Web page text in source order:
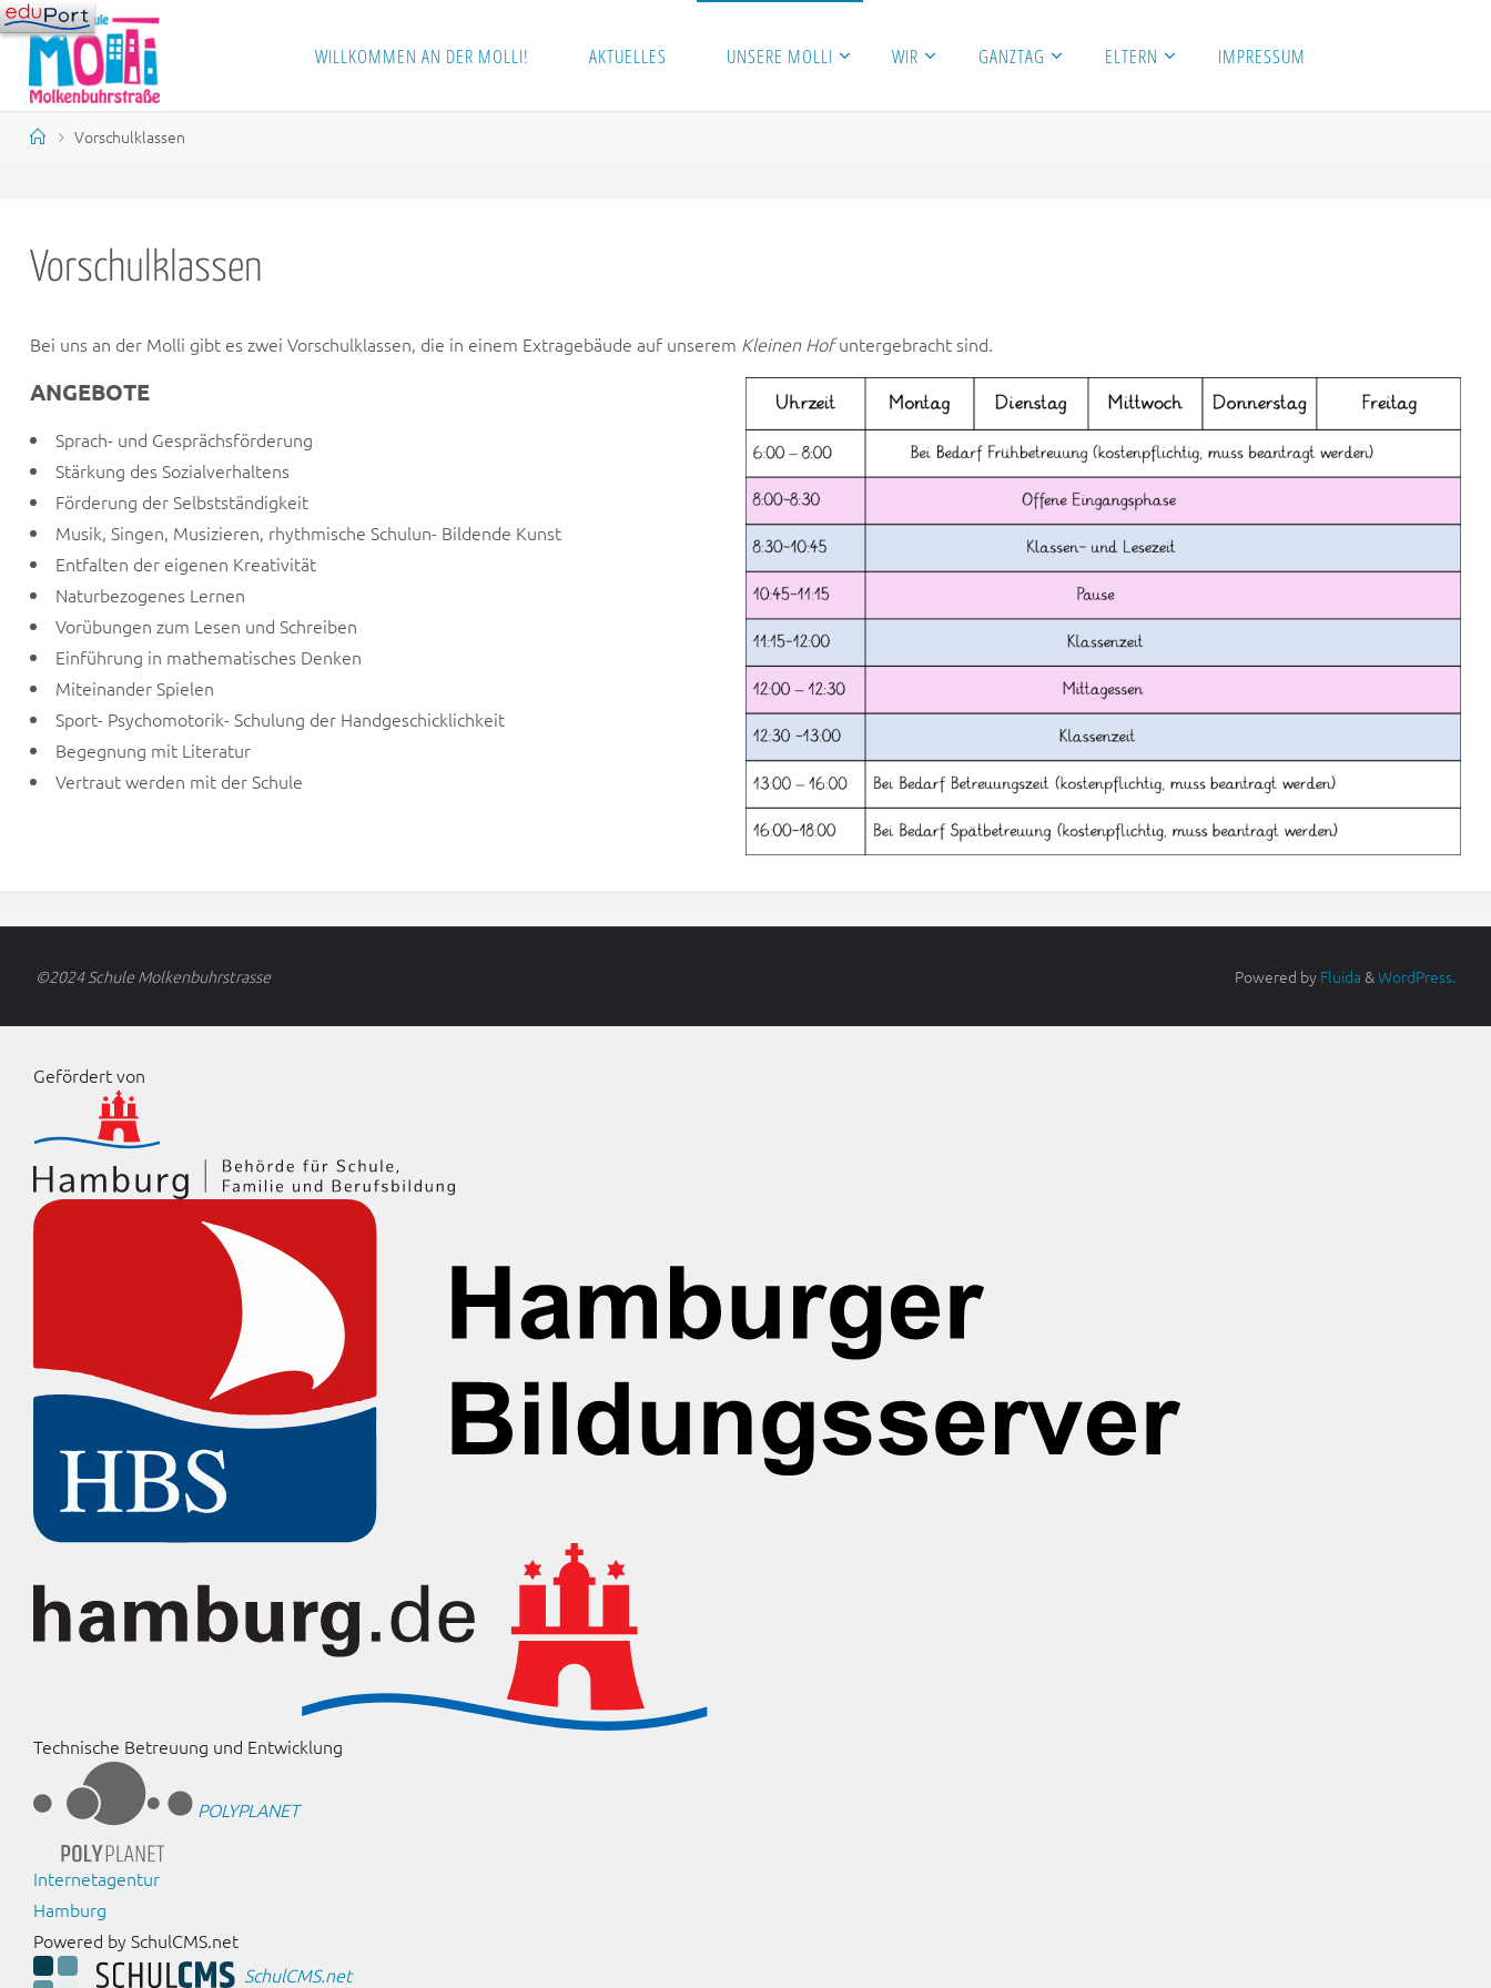
Skip
content
CHU
UHR
A SS
WILLKOMMEN AN DER MOLLI! AKTUELLES UNSERE MOLLI WIR GANZTAG ELTERN IMPRESSUM
HomeVorschulklassen
Vorschulklassen
Bei uns an der Molli gibt es zwei Vorschulklassen, die in einem Extragebäude auf unserem Kleinen Hofuntergebracht sind.
ANGEBOTE
Sprach- und Gesprächsförderung
Stärkung des Sozialverhaltens
Förderung der Selbstständigkeit
Musik, Singen, Musizieren, rhythmische Schulun- Bildende Kunst
Entfalten der eigenen Kreativität
Naturbezogenes Lernen
Vorübungen zum Lesen und Schreiben
Einführung in mathematisches Denken
Miteinander Spielen
Sport- Psychomotorik- Schulung der Handgeschicklichkeit
Begegnung mit Literatur
Vertraut werden mit der Schule
©2024 Schule Molkenbuhrstrasse Powered by Fluida &WordPress.
Gefördert von
Technische Betreuung und Entwicklung
POLYPLANET
Internetagentur
Hamburg
Powered by SchulCMS.net
SchulCMS.net